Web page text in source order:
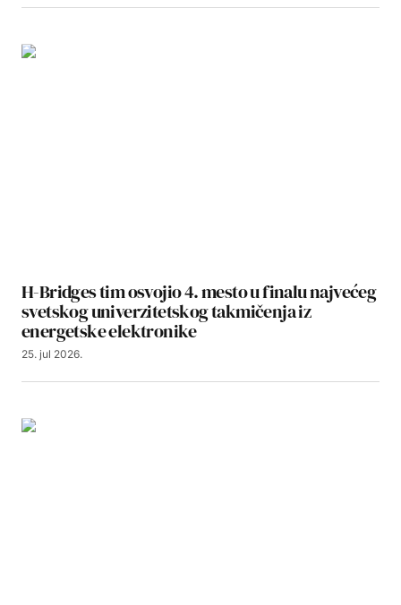
H-Bridges tim osvojio 4. mesto u finalu najvećeg
svetskog univerzitetskog takmičenja iz
energetske elektronike
25. jul 2026.